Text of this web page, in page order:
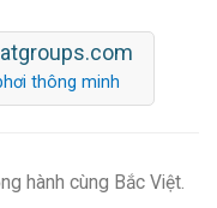
thông minh
hành cùng Bắc Việt.